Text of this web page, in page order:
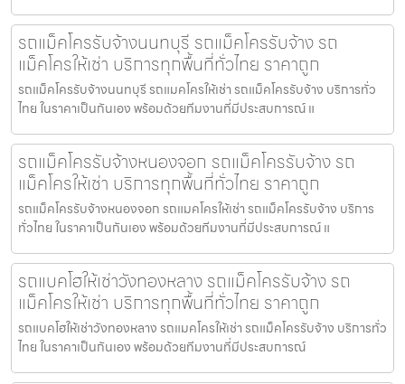
รถแม็คโครรับจ้างนนทบุรี รถแม็คโครรับจ้าง รถ
แม็คโครให้เช่า บริการทุกพื้นที่ทั่วไทย ราคาถูก
รถแม็คโครรับจ้างนนทบุรี รถแมคโครให้เช่า รถแม็คโครรับจ้าง บริการทั่ว
ไทย ในราคาเป็นกันเอง พร้อมด้วยทีมงานที่มีประสบการณ์ แ
รถแม็คโครรับจ้างหนองจอก รถแม็คโครรับจ้าง รถ
แม็คโครให้เช่า บริการทุกพื้นที่ทั่วไทย ราคาถูก
รถแม็คโครรับจ้างหนองจอก รถแมคโครให้เช่า รถแม็คโครรับจ้าง บริการ
ทั่วไทย ในราคาเป็นกันเอง พร้อมด้วยทีมงานที่มีประสบการณ์ แ
รถแบคโฮให้เช่าวังทองหลาง รถแม็คโครรับจ้าง รถ
แม็คโครให้เช่า บริการทุกพื้นที่ทั่วไทย ราคาถูก
รถแบคโฮให้เช่าวังทองหลาง รถแมคโครให้เช่า รถแม็คโครรับจ้าง บริการทั่ว
ไทย ในราคาเป็นกันเอง พร้อมด้วยทีมงานที่มีประสบการณ์